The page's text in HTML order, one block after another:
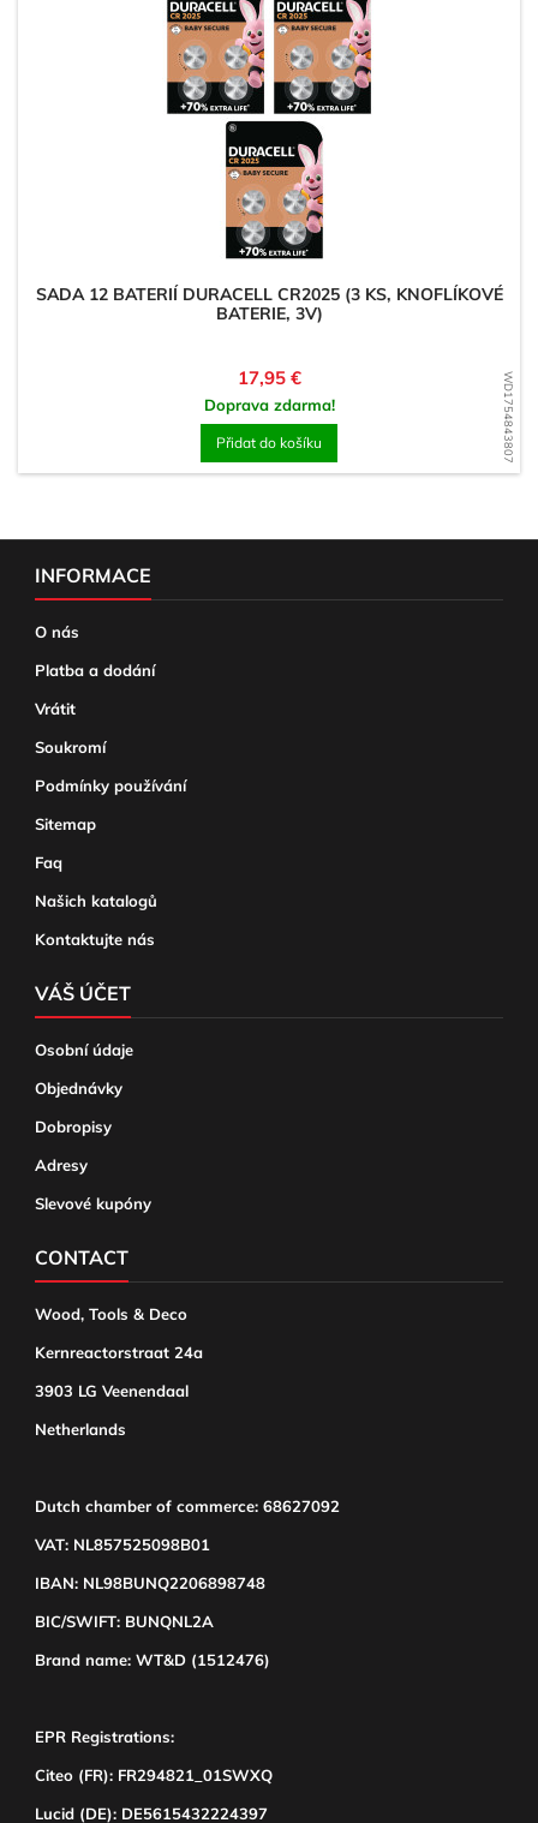
WD1754843807
SADA 12 BATERIÍ DURACELL CR2025 (3 KS, KNOFLÍKOVÉ
BATERIE, 3V)
Cena
17,95 €
Doprava zdarma!
Přidat do košíku
INFORMACE
O nás
Platba a dodání
Vrátit
Soukromí
Podmínky používání
Sitemap
Faq
Našich katalogů
Kontaktujte nás
VÁŠ ÚČET
Osobní údaje
Objednávky
Dobropisy
Adresy
Slevové kupóny
CONTACT
Wood, Tools & Deco
Kernreactorstraat 24a
3903 LG Veenendaal
Netherlands
Dutch chamber of commerce: 68627092
VAT: NL857525098B01
IBAN: NL98BUNQ2206898748
BIC/SWIFT: BUNQNL2A
Brand name: WT&D (1512476)
EPR Registrations:
Citeo (FR): FR294821_01SWXQ
Lucid (DE): DE5615432224397